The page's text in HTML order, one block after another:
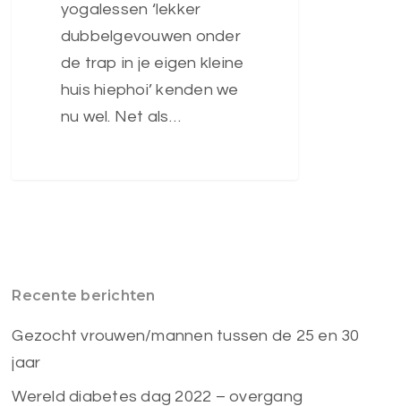
yogalessen ‘lekker
dubbelgevouwen onder
de trap in je eigen kleine
huis hiephoi’ kenden we
nu wel. Net als…
Recente berichten
Gezocht vrouwen/mannen tussen de 25 en 30
jaar
Wereld diabetes dag 2022 – overgang